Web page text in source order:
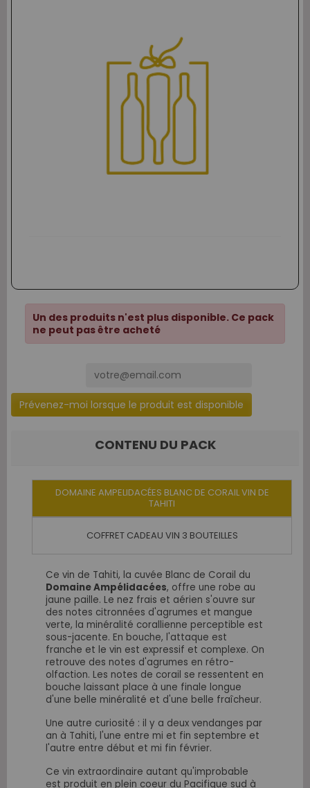
Un des produits n'est plus disponible. Ce pack
ne peut pas être acheté
Prévenez-moi lorsque le produit est disponible
CONTENU DU PACK
DOMAINE AMPELIDACÉES BLANC DE CORAIL VIN DE
TAHITI
COFFRET CADEAU VIN 3 BOUTEILLES
Ce vin de Tahiti, la cuvée Blanc de Corail du
Domaine Ampélidacées, offre une robe au
jaune paille. Le nez frais et aérien s'ouvre sur
des notes citronnées d'agrumes et mangue
verte, la minéralité corallienne perceptible est
sous-jacente. En bouche, l'attaque est
franche et le vin est expressif et complexe. On
retrouve des notes d'agrumes en rétro-
olfaction. Les notes de corail se ressentent en
bouche laissant place à une finale longue
d'une belle minéralité et d'une belle fraîcheur.
Une autre curiosité : il y a deux vendanges par
an à Tahiti, l'une entre mi et fin septembre et
l'autre entre début et mi fin février.
Ce vin extraordinaire autant qu'improbable
est produit en plein coeur du Pacifique sud à